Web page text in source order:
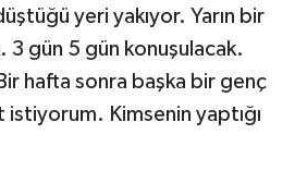
yeri yakıyor. Yarın bir
3 gün 5 gün konuşulacak.
hafta sonra başka bir genç
Kimsenin yaptığı